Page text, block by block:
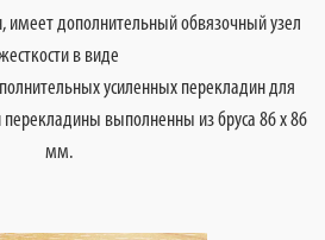
имеет дополнительный обвязочный узел
в виде
усиленных перекладин для
перекладины выполненны из бруса 86 х 86
мм.